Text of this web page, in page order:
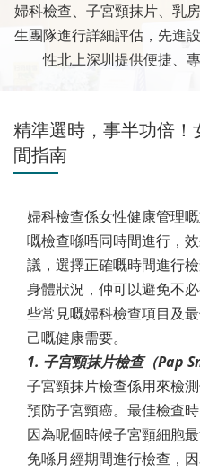
婦科檢查、子宮頸抹片、乳
生團隊進行詳細評估，先進
性北上深圳提供便捷、
精準選時，事半功倍
間指南
婦科檢查係女性健康管理
嘅檢查喺唔同時間進行，
議，選擇正確嘅時間進行
身體狀況，仲可以避免不
些常見嘅婦科檢查項目及
己嘅健康需要。
1. 子宮頸抹片檢查（Pap
子宮頸抹片檢查係用來檢
預防子宮頸癌。最佳檢查
因為呢個時候子宮頸細胞
免喺月經期間進行檢查，